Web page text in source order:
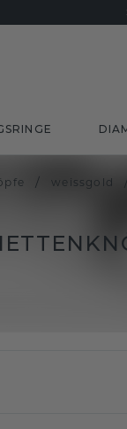
/ weissgold /